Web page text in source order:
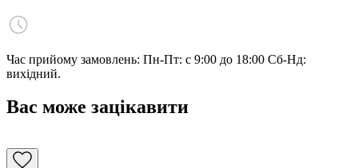
Час прийому замовлень: Пн-Пт: с 9:00 до 18:00 Сб-Нд:
вихідний.
Вас може зацікавити